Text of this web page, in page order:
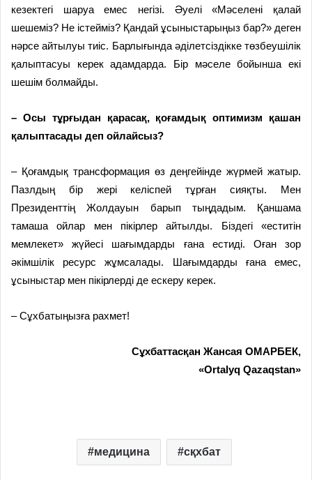
кезектегі шаруа емес негізі. Әуелі «Мәселені қалай
шешеміз? Не істейміз? Қандай ұсыныстарыңыз бар?» деген
нәрсе айтылуы тиіс. Барлығында әділетсіздікке төзбеушілік
қалыптасуы керек адамдарда. Бір мәселе бойынша екі
шешім болмайды.
– Осы тұрғыдан қарасақ, қоғамдық оптимизм қашан
қалыптасады деп ойлайсыз?
– Қоғамдық трансформация өз деңгейінде жүрмей жатыр.
Пазлдың бір жері келіспей тұрған сияқты. Мен
Президенттің Жолдауын барып тыңдадым. Қаншама
тамаша ойлар мен пікірлер айтылды. Біздегі «еститін
мемлекет» жүйесі шағымдарды ғана естиді. Оған зор
әкімшілік ресурс жұмсалады. Шағымдарды ғана емес,
ұсыныстар мен пікірлерді де ескеру керек.
– Сұхбатыңызға рахмет!
Сұхбаттасқан Жансая ОМАРБЕК,
«Ortalyq Qazaqstan»
медицина сқхбат